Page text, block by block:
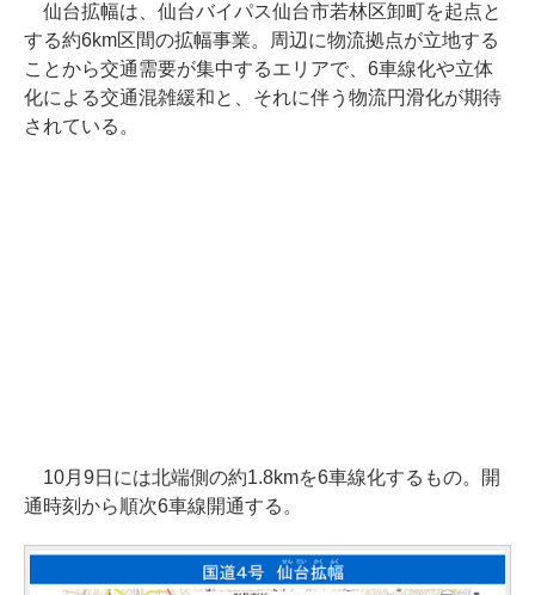
仙台拡幅は、仙台バイパス仙台市若林区卸町を起点と
する約6km区間の拡幅事業。周辺に物流拠点が立地する
ことから交通需要が集中するエリアで、6車線化や立体
化による交通混雑緩和と、それに伴う物流円滑化が期待
されている。
10月9日には北端側の約1.8kmを6車線化するもの。開
通時刻から順次6車線開通する。